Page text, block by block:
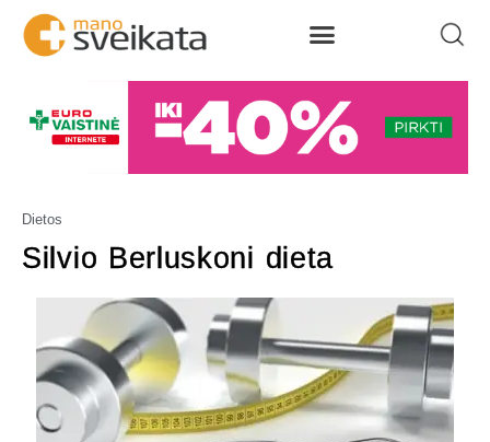
Dietos
Silvio Berluskoni dieta